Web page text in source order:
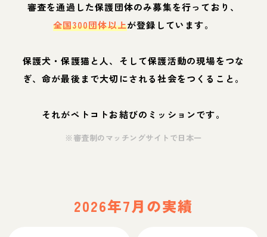
審査を通過した保護団体のみ募集を行っており、
全国300団体以上が登録しています。
保護犬・保護猫と人、そして保護活動の現場をつな
ぎ、命が最後まで大切にされる社会をつくること。
それがペトコトお結びのミッションです。
※審査制のマッチングサイトで日本一
2026年7月の実績